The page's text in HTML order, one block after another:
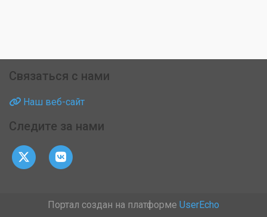
Связаться с нами
Наш веб-сайт
Следите за нами
Портал создан на платформе UserEcho